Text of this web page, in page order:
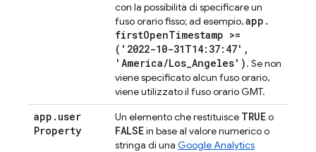
con la possibilità di specificare un
fuso orario fisso; ad esempio,app .
firstOpenTimestamp >=
('2022-10-31T14:37:47' ,
'America/Los_Angeles'). Se non
viene specificato alcun fuso orario,
viene utilizzato il fuso orario GMT.
app . user
Property
Un elemento che restituisce TRUEo
FALSEin base al valore numerico o
stringa di una Google Analytics